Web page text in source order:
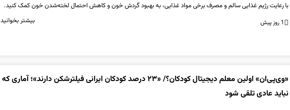
با رعایت رژیم غذایی سالم و مصرف برخی مواد غذایی، به بهبود گردش خون و کاهش احتمال لخته‌شدن خون کمک کنید.
1 روز پیش بیشتر بخوانید
«وی‌پی‌ان» اولین معلم دیجیتال کودکان؟/ «۲۳ درصد کودکان ایرانی فیلترشکن دارند»؛ آماری که
نباید عادی تلقی شود